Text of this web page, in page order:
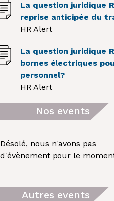
La question juridique
reprise anticipée du
HR Alert
La question juridique
bornes électriques
personnel?
HR Alert
Nos events
Désolé, nous n'avons pas
d'évènement pour le
Autres events